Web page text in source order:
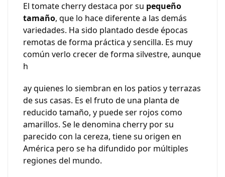
El tomate cherrydestaca por su pequeño
tamaño, que lo hace diferente a las demás
variedades. Ha sido plantado desde épocas
remotas de forma práctica y sencilla. Es muy
común verlo crecer de forma silvestre, aunque
h
ay quienes lo siembran en los patios y terrazas
de sus casas. Es el fruto de una planta de
reducido tamaño, y puede ser rojos como
amarillos. Se le denomina cherry por su
parecido con la cereza, tiene su origen en
América pero se ha difundido por múltiples
regiones del mundo.